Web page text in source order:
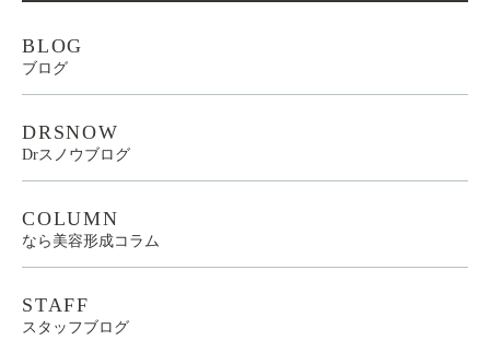
BLOG
ブログ
DRSNOW
Drスノウブログ
COLUMN
なら美容形成コラム
STAFF
スタッフブログ